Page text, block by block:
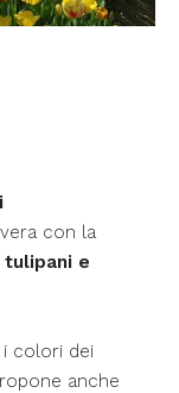
con la
tulipani e
i colori dei
anche